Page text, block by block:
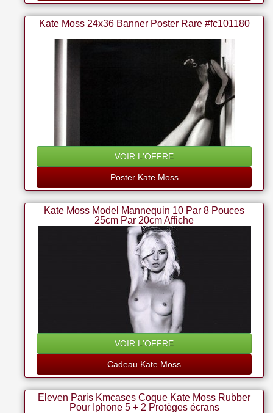
Kate Moss 24x36 Banner Poster Rare #fc101180
VOIR L'OFFRE
Poster Kate Moss
Kate Moss Model Mannequin 10 Par 8 Pouces
25cm Par 20cm Affiche
VOIR L'OFFRE
Cadeau Kate Moss
Eleven Paris Kmcases Coque Kate Moss Rubber
Pour Iphone 5 + 2 Protèges écrans